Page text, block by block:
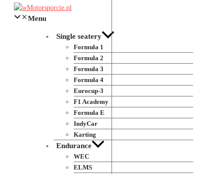
Menu
Single seatery
Formuła 1
Formuła 2
Formuła 3
Formuła 4
Eurocup-3
F1 Academy
Formuła E
IndyCar
Karting
Endurance
WEC
ELMS